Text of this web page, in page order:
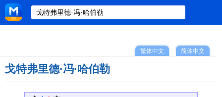
简体中文
繁体中文
戈特弗里德·冯·哈伯勒